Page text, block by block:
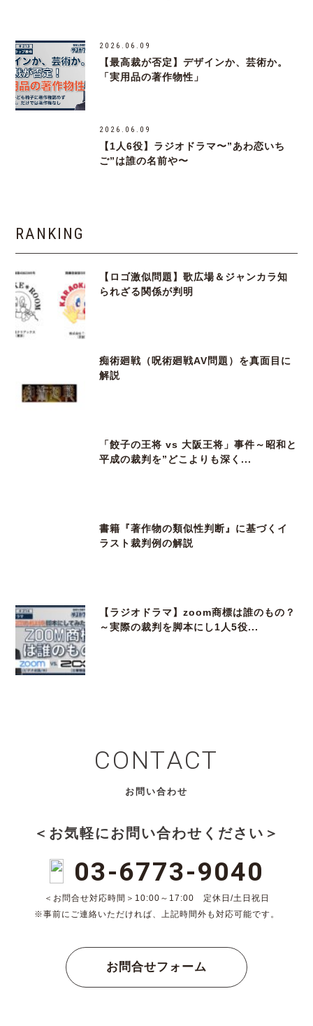
2026.06.09
【最高裁が否定】デザインか、芸術か。
「実用品の著作物性」
2026.06.09
【1人6役】ラジオドラマ〜”あわ恋いち
ご”は誰の名前や〜
RANKING
【ロゴ激似問題】歌広場＆ジャンカラ知
られざる関係が判明
痴術廻戦（呪術廻戦AV問題）を真面目に
解説
「餃子の王将 vs 大阪王将」事件～昭和と
平成の裁判を”どこよりも深く...
書籍『著作物の類似性判断』に基づくイ
ラスト裁判例の解説
【ラジオドラマ】zoom商標は誰のもの？
～実際の裁判を脚本にし1人5役...
CONTACT
お問い合わせ
＜お気軽にお問い合わせください＞
03-6773-9040
＜お問合せ対応時間＞10:00～17:00 定休日/土日祝日
※事前にご連絡いただければ、上記時間外も対応可能です。
お問合せフォーム